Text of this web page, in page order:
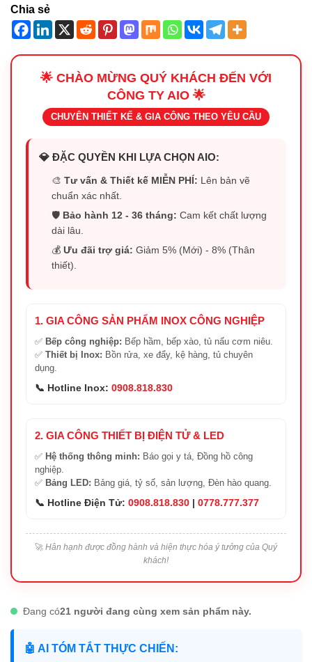
Chia sẻ
🌟 CHÀO MỪNG QUÝ KHÁCH ĐẾN VỚI
CÔNG TY AIO 🌟
CHUYÊN THIẾT KẾ & GIA CÔNG THEO YÊU CẦU
💎 ĐẶC QUYỀN KHI LỰA CHỌN AIO:
🎨Tư vấn & Thiết kế MIỄN PHÍ: Lên bản vẽ
chuẩn xác nhất.
🛡️ Bảo hành 12 - 36 tháng: Cam kết chất lượng
dài lâu.
💰Ưu đãi trợ giá: Giảm 5% (Mới) - 8% (Thân
thiết).
1. GIA CÔNG SẢN PHẨM INOX CÔNG NGHIỆP
✅ Bếp công nghiệp: Bếp hầm, bếp xào, tủ nấu cơm niêu.
✅ Thiết bị Inox: Bồn rửa, xe đẩy, kệ hàng, tủ chuyên
dụng.
📞 Hotline Inox: 0908.818.830
2. GIA CÔNG THIẾT BỊ ĐIỆN TỬ & LED
✅ Hệ thống thông minh: Báo gọi y tá, Đồng hồ công
nghiệp.
✅ Bảng LED: Bảng giá, tỷ số, sản lượng, Đèn hào quang.
📞 Hotline Điện Tử: 0908.818.830 | 0778.777.377
🚀 Hân hạnh được đồng hành và hiện thực hóa ý tưởng của Quý
khách!
Đang có21 người đang cùng xem sản phẩm này.
🤖 AI TÓM TẮT THỰC CHIẾN: